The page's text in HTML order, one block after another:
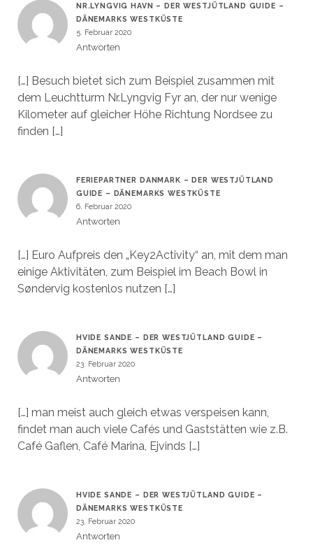
NR.LYNGVIG HAVN – DER WESTJÜTLAND GUIDE –
DÄNEMARKS WESTKÜSTE
5. Februar 2020
Antworten
[…] Besuch bietet sich zum Beispiel zusammen mit
dem Leuchtturm Nr.Lyngvig Fyr an, der nur wenige
Kilometer auf gleicher Höhe Richtung Nordsee zu
finden […]
FERIEPARTNER DANMARK – DER WESTJÜTLAND
GUIDE – DÄNEMARKS WESTKÜSTE
6. Februar 2020
Antworten
[…] Euro Aufpreis den „Key2Activity“ an, mit dem man
einige Aktivitäten, zum Beispiel im Beach Bowl in
Søndervig kostenlos nutzen […]
HVIDE SANDE – DER WESTJÜTLAND GUIDE –
DÄNEMARKS WESTKÜSTE
23. Februar 2020
Antworten
[…] man meist auch gleich etwas verspeisen kann,
findet man auch viele Cafés und Gaststätten wie z.B.
Café Gaflen, Café Marina, Ejvinds […]
HVIDE SANDE – DER WESTJÜTLAND GUIDE –
DÄNEMARKS WESTKÜSTE
23. Februar 2020
Antworten